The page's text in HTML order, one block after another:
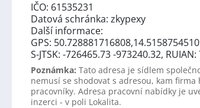
IČO: 61535231
Datová schránka: zkypexy
Další informace:
GPS:
S-JTSK: -726465.73 -973240.32,
Poznámka: Tato adresa je sídlem
nemusí se shodovat s adresou, kam firma
pracovníky. Adresa pracovní nabídky je
inzerci - v poli Lokalita.